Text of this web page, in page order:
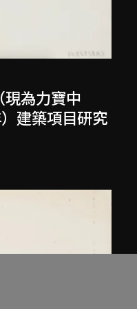
現為力寶中
建築項目研究